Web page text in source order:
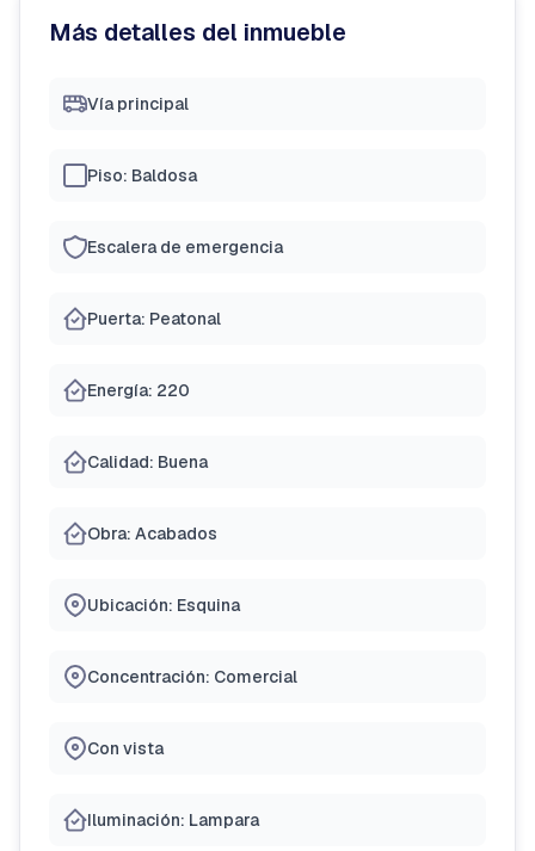
Más detalles del inmueble
Vía principal
Piso: Baldosa
Escalera de emergencia
Puerta: Peatonal
Energía: 220
Calidad: Buena
Obra: Acabados
Ubicación: Esquina
Concentración: Comercial
Con vista
Iluminación: Lampara